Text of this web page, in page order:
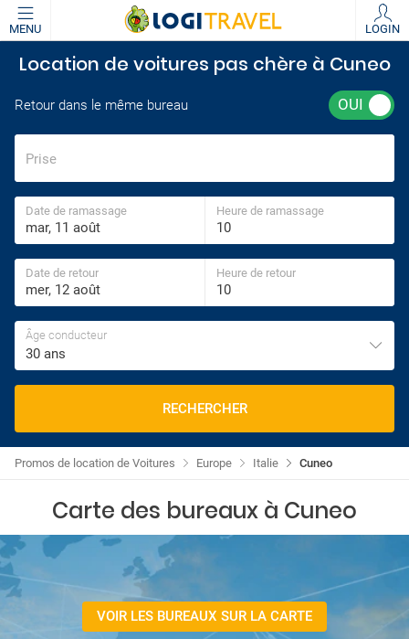
MENU LOGIN
Location de voitures pas chère à Cuneo
Retour dans le même bureau
Prise
Date de ramassage Heure de ramassage
Date de retour Heure de retour
Âge conducteur
30 ans
RECHERCHER
Cuneo
Italie
Europe
Promos de location de Voitures
Carte des bureaux à Cuneo
VOIR LES BUREAUX SUR LA CARTE